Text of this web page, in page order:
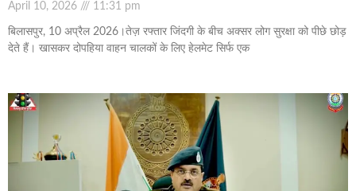
April 10, 2026 11:31 pm
बिलासपुर, 10 अप्रैल 2026।तेज़ रफ्तार जिंदगी के बीच अक्सर लोग सुरक्षा को पीछे छोड़
देते हैं। खासकर दोपहिया वाहन चालकों के लिए हेलमेट सिर्फ एक